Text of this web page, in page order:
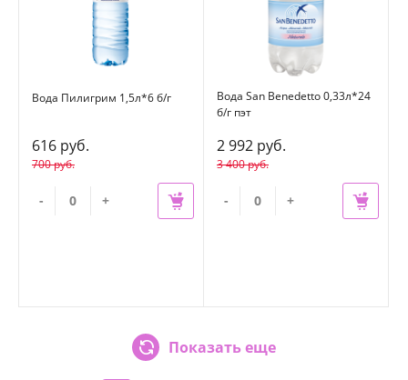
Вода Пилигрим 1,5л*6 б/г
616 руб.
700 руб.
- +
Вода San Benedetto 0,33л*24
б/г пэт
2 992 руб.
3 400 руб.
- +
Показать еще